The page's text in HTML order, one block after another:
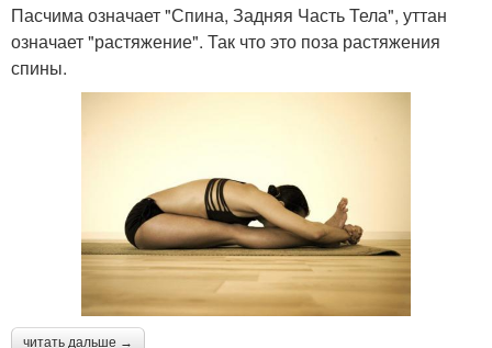
Пасчима означает "Спина, Задняя Часть Тела", уттан
означает "растяжение". Так что это поза растяжения
спины.
читать дальше →